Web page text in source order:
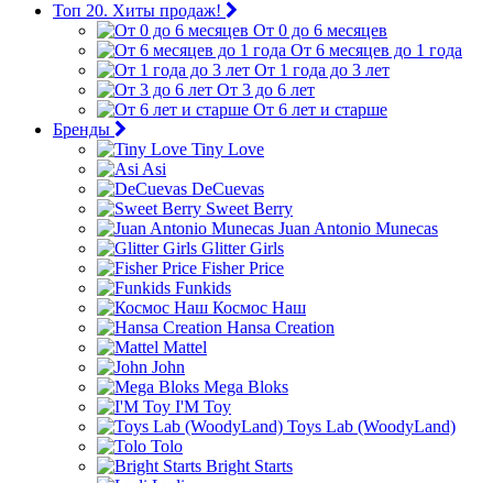
Топ 20. Хиты продаж!
От 0 до 6 месяцев
От 6 месяцев до 1 года
От 1 года до 3 лет
От 3 до 6 лет
От 6 лет и старше
Бренды
Tiny Love
Asi
DeCuevas
Sweet Berry
Juan Antonio Munecas
Glitter Girls
Fisher Price
Funkids
Космос Наш
Hansa Creation
Mattel
John
Mega Bloks
I'M Toy
Toys Lab (WoodyLand)
Tolo
Bright Starts